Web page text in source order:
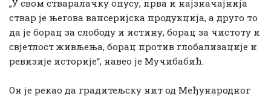
„У свом стваралачку опусу, прва и најзначајнија
ствар је његова вансеријска продукција, а друго то
да је борац за слободу и истину, борац за чистоту и
свјетлост живљења, борац против глобализације и
ревизије историје“, навео је Мучибабић.
Он је рекао да градитељску нит од Међународног